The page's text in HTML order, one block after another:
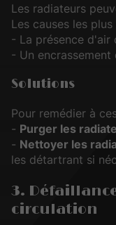
Les radiateurs
Les causes les
- La présence d'air
- Un encrassement
Solutions
Pour remédier à
- Purger les
- Nettoyer les
les détartrant si
3.
circulation